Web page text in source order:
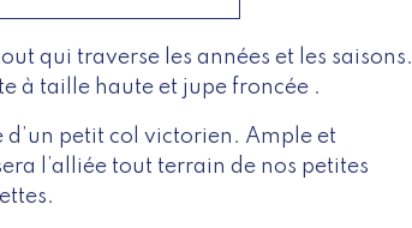
qui traverse les années et les saisons.
à taille haute et jupe froncée .
d’un petit col victorien. Ample et
l’alliée tout terrain de nos petites